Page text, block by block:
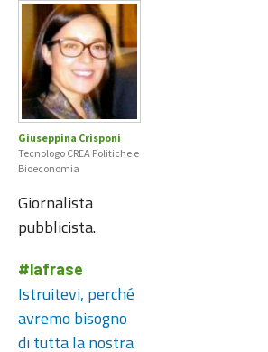
Giuseppina Crisponi
Tecnologo CREA Politiche e
Bioeconomia
Giornalista
pubblicista.
#lafrase
Istruitevi, perché
avremo bisogno
di tutta la nostra